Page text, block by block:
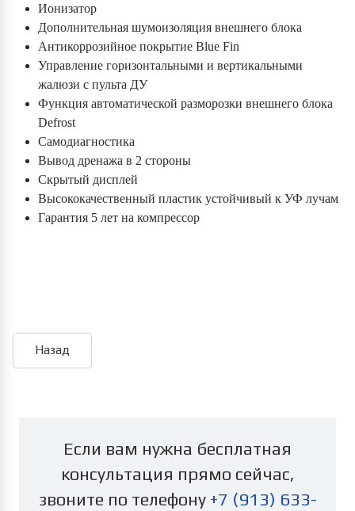
Ионизатор
Дополнительная шумоизоляция внешнего блока
Антикоррозийное покрытие Blue Fin
Управление горизонтальными и вертикальными
жалюзи с пульта ДУ
Функция автоматической разморозки внешнего блока
Defrost
Самодиагностика
Вывод дренажа в 2 стороны
Скрытый дисплей
Высококачественный пластик устойчивый к УФ лучам
Гарантия 5 лет на компрессор
Если вам нужна бесплатная
консультация прямо сейчас,
звоните по телефону +7 (913) 633-